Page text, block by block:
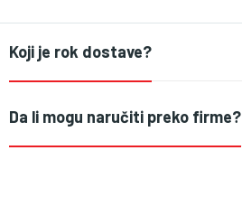
Koji je rok dostave?
Da li mogu naručiti preko firme?